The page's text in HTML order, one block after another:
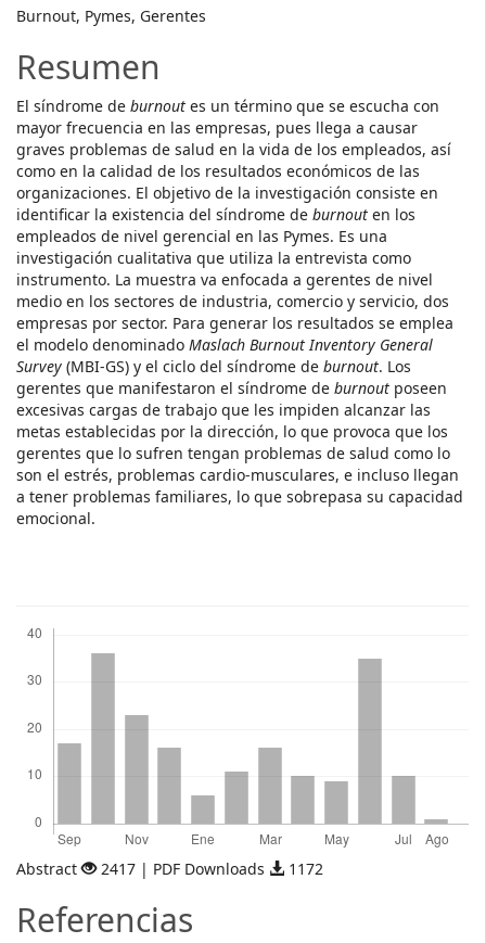
Burnout, Pymes, Gerentes
Resumen
El síndrome de burnout es un término que se escucha con
mayor frecuencia en las empresas, pues llega a causar
graves problemas de salud en la vida de los empleados, así
como en la calidad de los resultados económicos de las
organizaciones. El objetivo de la investigación consiste en
identificar la existencia del síndrome de burnout en los
empleados de nivel gerencial en las Pymes. Es una
investigación cualitativa que utiliza la entrevista como
instrumento. La muestra va enfocada a gerentes de nivel
medio en los sectores de industria, comercio y servicio, dos
empresas por sector. Para generar los resultados se emplea
el modelo denominado Maslach Burnout Inventory General
Survey (MBI-GS) y el ciclo del síndrome de burnout. Los
gerentes que manifestaron el síndrome de burnout poseen
excesivas cargas de trabajo que les impiden alcanzar las
metas establecidas por la dirección, lo que provoca que los
gerentes que lo sufren tengan problemas de salud como lo
son el estrés, problemas cardio-musculares, e incluso llegan
a tener problemas familiares, lo que sobrepasa su capacidad
emocional.
Abstract 2417 | PDF Downloads 1172
Referencias